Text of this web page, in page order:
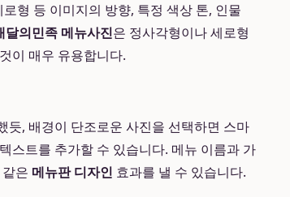
형 등 이미지의 방향, 특정 색상 톤, 인물
달의민족 메뉴사진은 정사각형이나 세로형
이 매우 유용합니다.
듯, 배경이 단조로운 사진을 선택하면 스마
스트를 추가할 수 있습니다. 메뉴 이름과 가
은 메뉴판 디자인 효과를 낼 수 있습니다.